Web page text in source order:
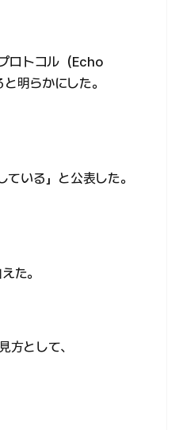
ロトコル（Echo
明らかにした。
いる」と公表した。
た。
として、